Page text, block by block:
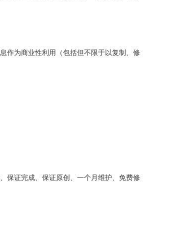
作为商业性利用（包括但不限于以复制、修
保证完成、保证原创、一个月维护、免费修